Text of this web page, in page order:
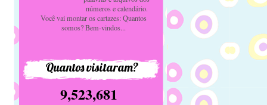
números e calendário.
Você vai montar os cartazes: Quantos
somos? Bem-vindos...
Quantos visitaram?
9,523,681